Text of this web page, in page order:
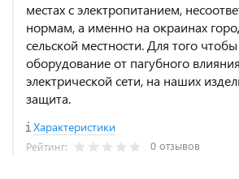
местах с электропитанием,
нормам, а именно на окраинах
сельской местности. Для того
оборудование от пагубного
электрической сети, на наших
защита.
Характеристики
Рейтинг: 0 отзывов